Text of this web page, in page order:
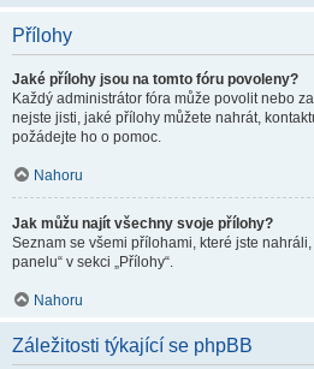
Přílohy
Jaké přílohy jsou na tomto fóru povoleny?
Každý administrátor fóra může povolit nebo
nejste jisti, jaké přílohy můžete nahrát,
požádejte ho o pomoc.
Nahoru
Jak můžu najít všechny svoje přílohy?
Seznam se všemi přílohami, které jste
panelu“ v sekci „Přílohy“.
Nahoru
Záležitosti týkající se phpBB